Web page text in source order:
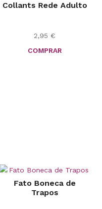
Collants Rede Adulto
2,95€
COMPRAR
Fato Boneca de
Trapos